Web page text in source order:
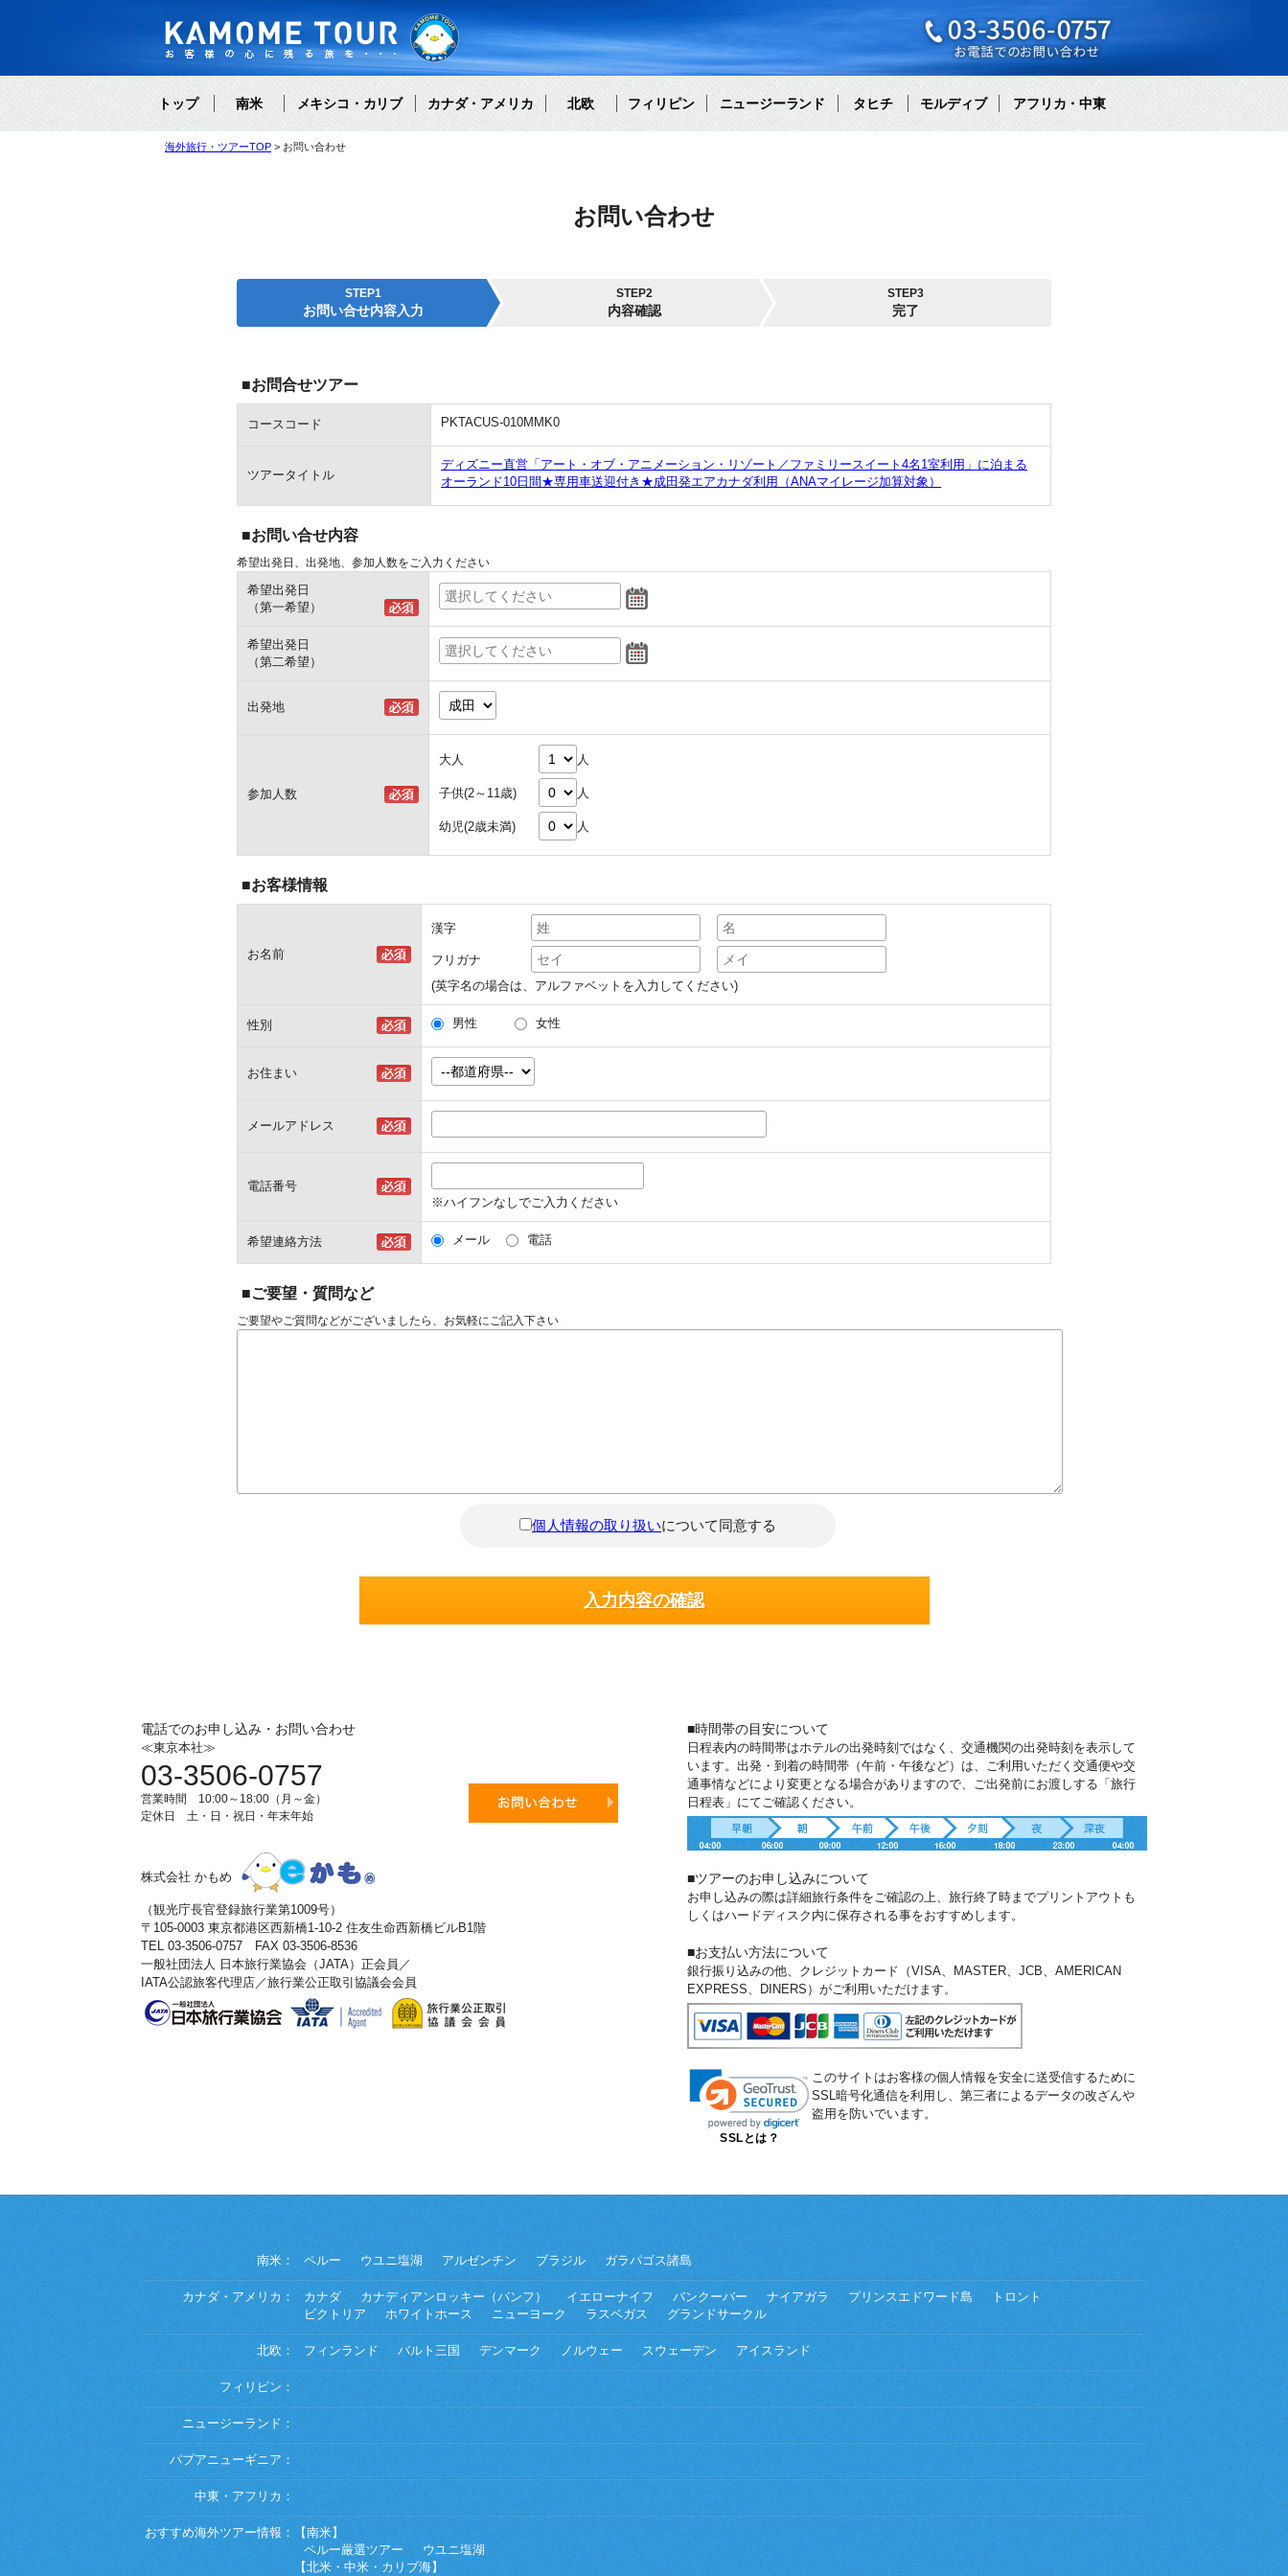
トップ 南米 メキシコ・カリブ カナダ・アメリカ 北欧 フィリピン ニュージーランド タヒチ モルディブ アフリカ・中東
海外旅行・ツアーTOP お問い合わせ
お問い合わせ
STEP1
お問い合せ内容入力
STEP2
内容確認
STEP3
完了
■お問合せツアー
コースコード PKTACUS-010MMK0
ツアータイトル
ディズニー直営「アート・オブ・アニメーション・リゾート／ファミリースイート4名1室利用」に泊まる
オーランド10日間★専用車送迎付き★成田発エアカナダ利用（ANAマイレージ加算対象）
■お問い合せ内容
希望出発日、出発地、参加人数をご入力ください
希望出発日
（第一希望）
希望出発日
（第二希望）
出発地
参加人数
大人 人
子供(2～11歳) 人
幼児(2歳未満) 人
■お客様情報
お名前
漢字
フリガナ
(英字名の場合は、アルファベットを入力してください)
性別 男性 女性
お住まい
メールアドレス
電話番号
※ハイフンなしでご入力ください
希望連絡方法 メール 電話
■ご要望・質問など
ご要望やご質問などがございましたら、お気軽にご記入下さい
個人情報の取り扱いについて同意する
電話でのお申し込み・お問い合わせ
≪東京本社≫
03-3506-0757
営業時間 10:00～18:00（月～金）
定休日 土・日・祝日・年末年始
株式会社 かもめ
（観光庁長官登録旅行業第1009号）
〒105-0003 東京都港区西新橋1-10-2 住友生命西新橋ビルB1階
TEL 03-3506-0757 FAX 03-3506-8536
一般社団法人 日本旅行業協会（JATA）正会員／
IATA公認旅客代理店／旅行業公正取引協議会会員
■時間帯の目安について
日程表内の時間帯はホテルの出発時刻ではなく、交通機関の出発時刻を表示して
います。出発・到着の時間帯（午前・午後など）は、ご利用いただく交通便や交
通事情などにより変更となる場合がありますので、ご出発前にお渡しする「旅行
日程表」にてご確認ください。
■ツアーのお申し込みについて
お申し込みの際は詳細旅行条件をご確認の上、旅行終了時までプリントアウトも
しくはハードディスク内に保存される事をおすすめします。
■お支払い方法について
銀行振り込みの他、クレジットカード（VISA、MASTER、JCB、AMERICAN
EXPRESS、DINERS）がご利用いただけます。
SSLとは？
このサイトはお客様の個人情報を安全に送受信するために
SSL暗号化通信を利用し、第三者によるデータの改ざんや
盗用を防いでいます。
南米： ペルー ウユニ塩湖 アルゼンチン ブラジル ガラパゴス諸島
カナダ・アメリカ： カナダ カナディアンロッキー（バンフ） イエローナイフ バンクーバー ナイアガラ プリンスエドワード島
トロント
ビクトリア
ホワイトホース ニューヨーク ラスベガス グランドサークル
北欧： フィンランド バルト三国 デンマーク ノルウェー スウェーデン アイスランド
フィリピン：
ニュージーランド：
パプアニューギニア：
中東・アフリカ：
おすすめ海外ツアー情報：
【南米】
ペルー厳選ツアー
ウユニ塩湖
【北米・中米・カリブ海】